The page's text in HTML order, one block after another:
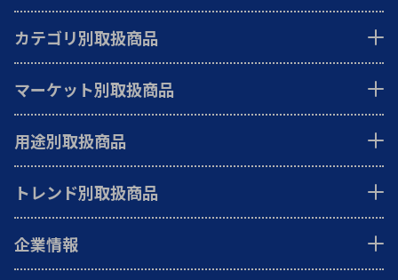
カテゴリ別取扱商品
マーケット別取扱商品
用途別取扱商品
トレンド別取扱商品
企業情報